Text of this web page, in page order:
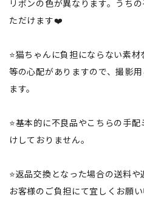
リボンの色が異なります。うち
ただけます❤️
⭐️猫ちゃんに負担にならない素
等の心配がありますので、撮影
ます。
⭐️基本的に不良品やこちらの手
けしておりません。
⭐️返品交換となった場合の送料や
お客様のご負担にて宜しくお願い